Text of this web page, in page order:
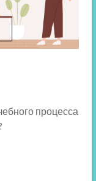
процесса